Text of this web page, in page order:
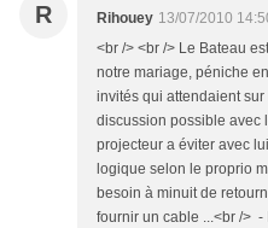
R Rihouey 13/07/2010
<br /> <br /> Le Bateau
notre mariage, péniche
invités qui attendaient
discussion possible avec
projecteur a éviter avec
logique selon le proprio
besoin à minuit de
fournir un cable ...<br /> -